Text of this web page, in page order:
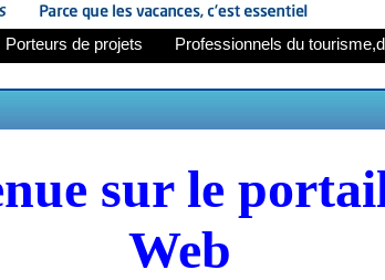
Porteurs de projets Professionnels du
sur le
Web